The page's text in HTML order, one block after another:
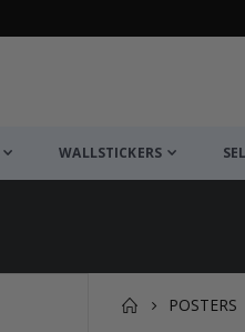
WALLSTICKERS
POSTERS